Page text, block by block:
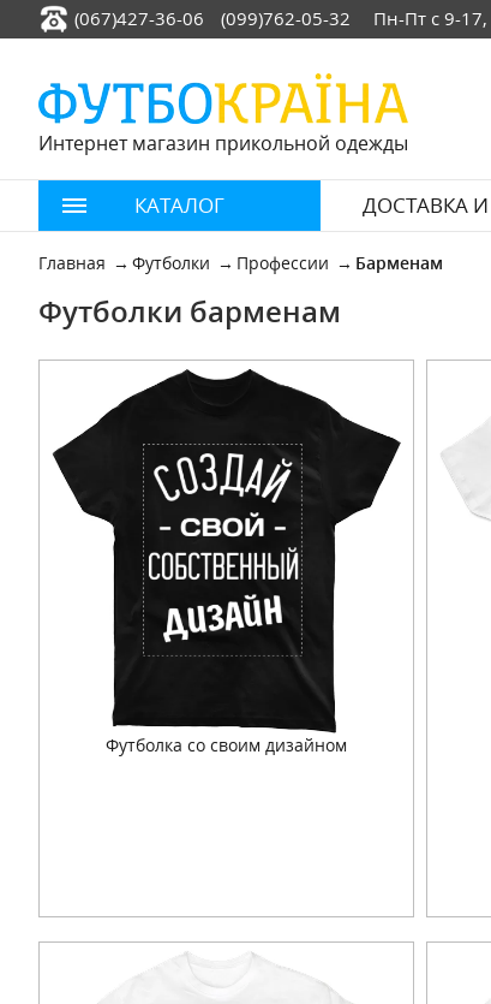
(067)427-36-06 (099)762-05-32 Пн-Пт с 9-
Интернет магазин прикольной одежды
КАТАЛОГ ДОСТАВКА
Главная Футболки Профессии Барменам
Футболки барменам
Футболка со своим дизайном